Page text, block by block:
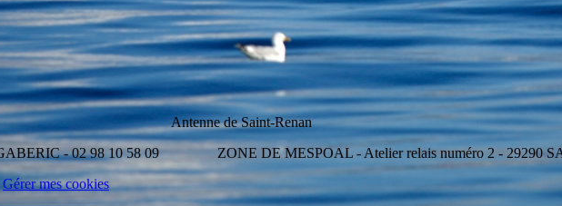
de Saint-Renan
- 02 98 10 58 09 ZONE DE MESPOAL - Atelier relais numéro 2 - 29290
Gérer mes cookies